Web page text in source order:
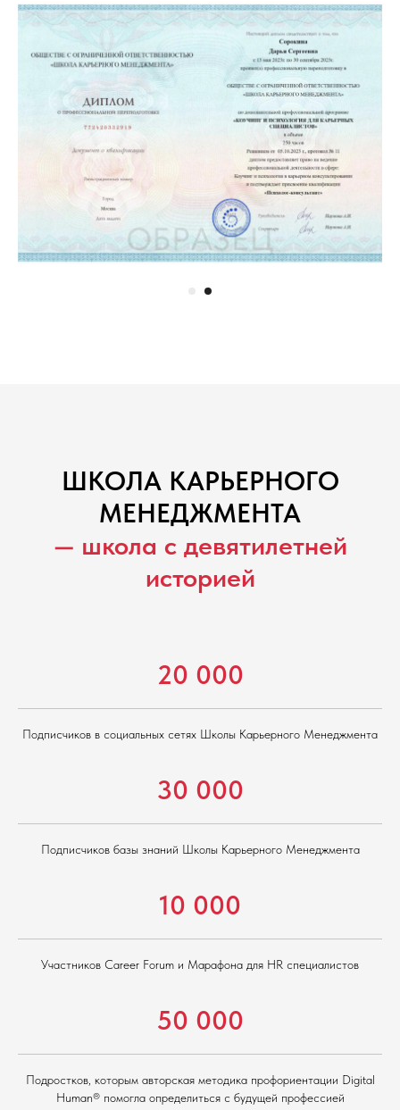
ШКОЛА КАРЬЕРНОГО
МЕНЕДЖМЕНТА
— школа с девятилетней
историей
20 000
Подписчиков в социальных сетях Школы Карьерного Менеджмента
30 000
Подписчиков базы знаний Школы Карьерного Менеджмента
10 000
Участников Career Forum и Марафона для HR специалистов
50 000
Подростков, которым авторская методика профориентации Digital
Human® помогла определиться с будущей профессией